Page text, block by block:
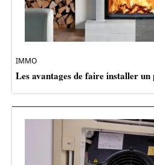
IMMO
Les avantages de faire installer un